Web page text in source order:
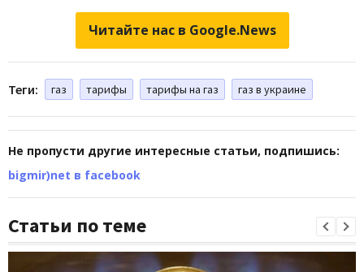
Читайте нас в Google.News
Теги: газ тарифы тарифы на газ газ в украине
Не пропусти другие интересные статьи, подпишись:
bigmir)net в facebook
Статьи по теме